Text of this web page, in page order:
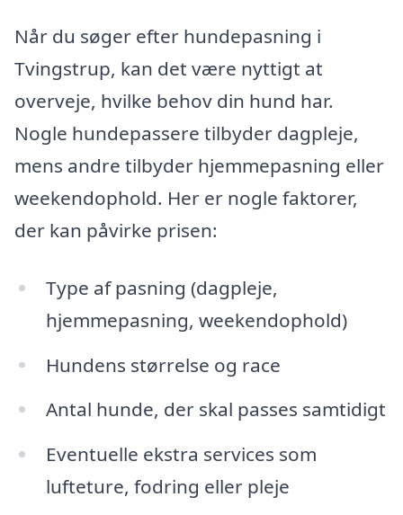
Når du søger efter hundepasning i
Tvingstrup, kan det være nyttigt at
overveje, hvilke behov din hund har.
Nogle hundepassere tilbyder dagpleje,
mens andre tilbyder hjemmepasning eller
weekendophold. Her er nogle faktorer,
der kan påvirke prisen:
Type af pasning (dagpleje,
hjemmepasning, weekendophold)
Hundens størrelse og race
Antal hunde, der skal passes samtidigt
Eventuelle ekstra services som
lufteture, fodring eller pleje